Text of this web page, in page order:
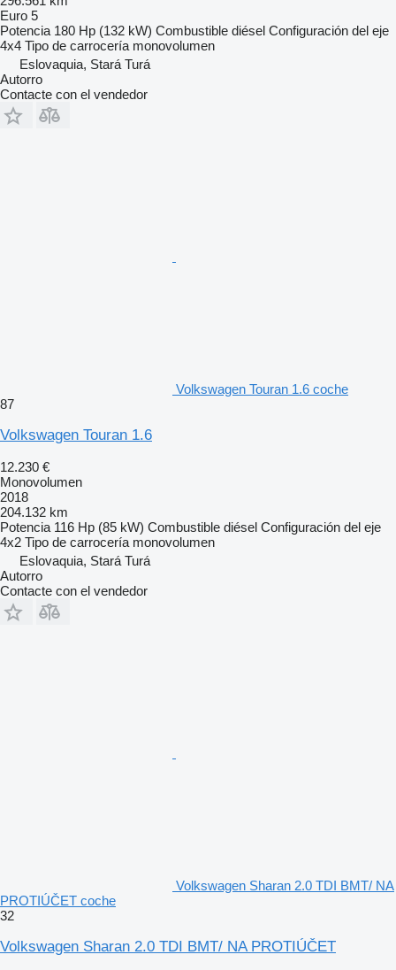
Euro 5
Potencia 180 Hp (132 kW) Combustible diésel Configuración del eje
4x4 Tipo de carrocería monovolumen
Eslovaquia, Stará Turá
Autorro
Contacte con el vendedor
Volkswagen Touran 1.6 coche
87
Volkswagen Touran 1.6
12.230 €
Monovolumen
2018
204.132 km
Potencia 116 Hp (85 kW) Combustible diésel Configuración del eje
4x2 Tipo de carrocería monovolumen
Eslovaquia, Stará Turá
Autorro
Contacte con el vendedor
Volkswagen Sharan 2.0 TDI BMT/ NA
PROTIÚČET coche
32
Volkswagen Sharan 2.0 TDI BMT/ NA PROTIÚČET